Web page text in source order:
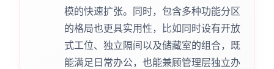
模的快速扩张。同时，包含多种功能分区
的格局也更具实用性，比如同时设有开放
式工位、独立隔间以及储藏室的组合，既
能满足日常办公，也能兼顾管理层独立办